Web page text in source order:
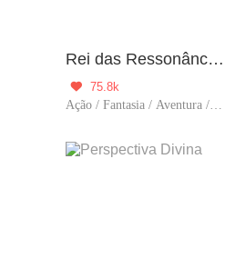
Rei das Ressonâncias

75.8k
Ação / Fantasia / Aventura / Contra-Ataque